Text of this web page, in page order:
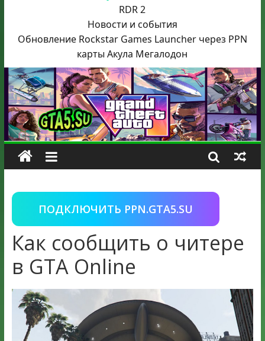
RDR 2
Новости и события
Обновление Rockstar Games Launcher через PPN
карты Акула Мегалодон
ПОДКЛЮЧИТЬ PPN.GTA5.SU
Как сообщить о читере
в GTA Online